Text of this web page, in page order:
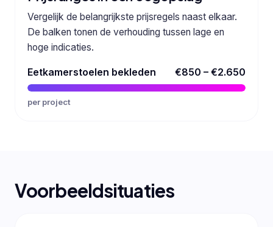
Vergelijk de belangrijkste prijsregels naast elkaar.
De balken tonen de verhouding tussen lage en
hoge indicaties.
Eetkamerstoelen bekleden €850 – €2.650
per project
Voorbeeldsituaties